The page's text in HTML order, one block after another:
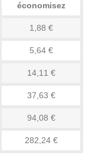
économisez
1,88 €
5,64 €
14,11 €
37,63 €
94,08 €
282,24 €